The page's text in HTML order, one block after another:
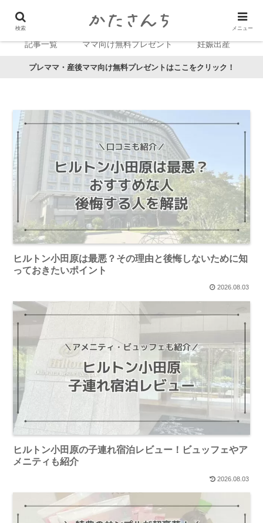
記事一覧 ママ向け無料プレゼント 妊娠出産
プレママ・産後ママ向け無料プレゼントはここをクリック！
ヒルトン小田原は最悪？その理由と後悔しないために知
っておきたいポイント
2026.08.03
ヒルトン小田原の子連れ宿泊レビュー！ビュッフェやア
メニティも紹介
2026.08.03
検索 メニュー